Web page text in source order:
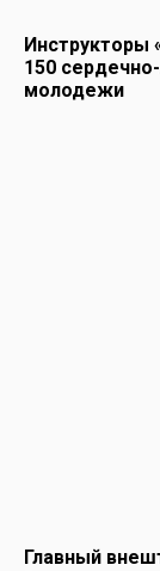
Инструкторы
150
молодежи
Главный